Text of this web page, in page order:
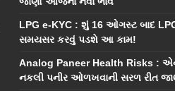
LPG e-KYC : શું 16 ઓગસ્ટ બાદ
સમયસર કરવું પડશે આ કામ!
Analog Paneer Health Risks :
નકલી પનીર ઓળખવાની સરળ રીત